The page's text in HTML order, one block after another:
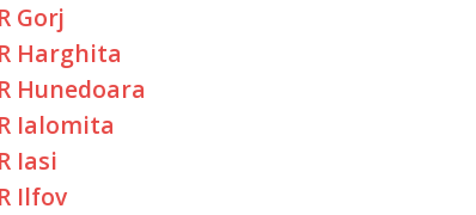
Gorj
Harghita
Hunedoara
Ialomita
Iasi
Ilfov